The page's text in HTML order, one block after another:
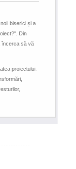
biserici și a
Din
încerca să vă
proiectului.